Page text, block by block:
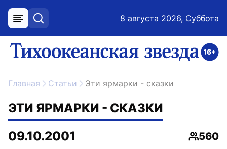
меню поиск 8 августа 2026, Суббота
ссылка на главную
Главная Статьи Эти ярмарки - сказки
ЭТИ ЯРМАРКИ - СКАЗКИ
09.10.2001
560